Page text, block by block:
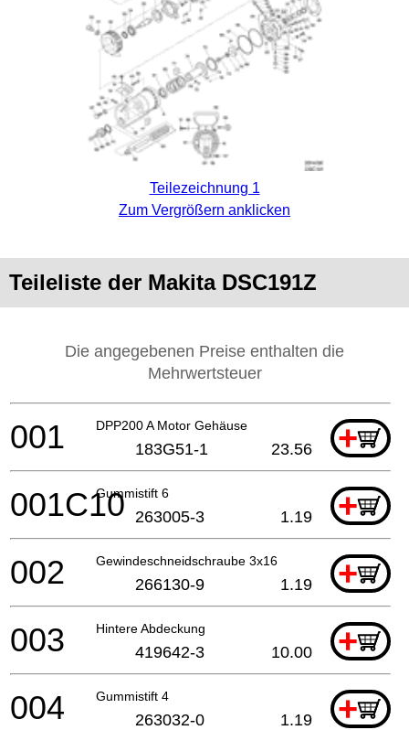
Teilezeichnung 1
Zum Vergrößern anklicken
Teileliste der Makita DSC191Z
Die angegebenen Preise enthalten die
Mehrwertsteuer
DPP200 A Motor Gehäuse +
001 183G51-1 23.56
Gummistift 6 +
001C10 263005-3 1.19
Gewindeschneidschraube 3x16 +
002 266130-9 1.19
Hintere Abdeckung +
003 419642-3 10.00
Gummistift 4 +
004 263032-0 1.19